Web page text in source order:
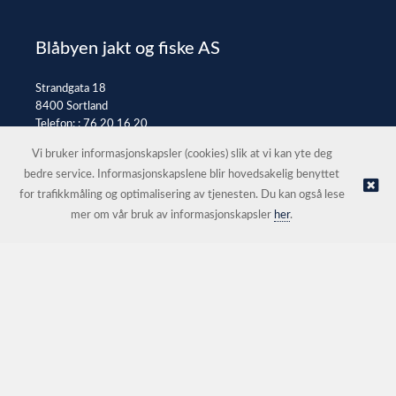
Blåbyen jakt og fiske AS
Strandgata 18
8400 Sortland
Telefon: :76 20 16 20
© Blåbyen jakt og fiske AS |Nettbutikk levert av Kréatif
Vi bruker informasjonskapsler (cookies) slik at vi kan yte deg
bedre service. Informasjonskapslene blir hovedsakelig benyttet
for trafikkmåling og optimalisering av tjenesten. Du kan også lese
mer om vår bruk av informasjonskapsler her.